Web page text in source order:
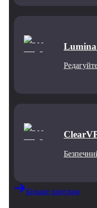
Більше програм